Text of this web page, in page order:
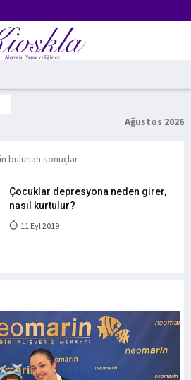
Ağustos 2026
bulunan sonuçlar
Çocuklar depresyona neden girer,
nasıl kurtulur?
11 Eyl 2019